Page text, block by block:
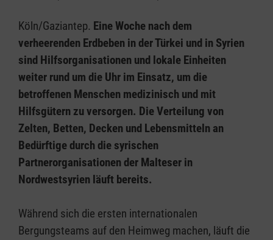
Köln/Gaziantep. Eine Woche nach dem
verheerenden Erdbeben in der Türkei und in Syrien
sind Hilfsorganisationen und lokale Einheiten
weiter rund um die Uhr im Einsatz, um die
betroffenen Menschen medizinisch und mit
Hilfsgütern zu versorgen. Die Verteilung von
Zelten, Betten, Decken und Lebensmitteln an
Bedürftige durch die syrischen
Partnerorganisationen der Malteser in
Nordwestsyrien läuft bereits.
Während sich die ersten internationalen
Bergungsteams auf den Heimweg machen, läuft die